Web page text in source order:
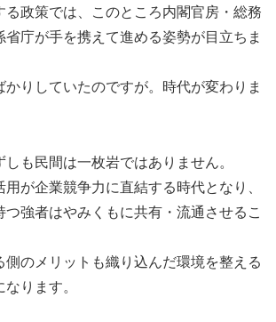
る政策では、このところ内閣官房・総務
省庁が手を携えて進める姿勢が目立ちま
かりしていたのですが。時代が変わりま
も民間は一枚岩ではありません。
が企業競争力に直結する時代となり、
つ強者はやみくもに共有・流通させるこ
側のメリットも織り込んだ環境を整える
ります。